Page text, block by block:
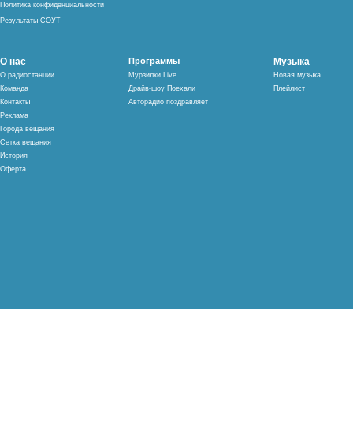
Политика конфиденциальности
Результаты СОУТ
О нас
О радиостанции
Команда
Контакты
Реклама
Города вещания
Сетка вещания
История
Оферта
Программы
Мурзилки Live
Драйв-шоу Поехали
Авторадио поздравляет
Музыка
Новая музыка
Плейлист